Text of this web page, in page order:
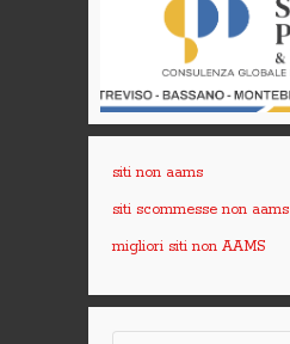
siti non aams
siti scommesse non aams
migliori siti non AAMS